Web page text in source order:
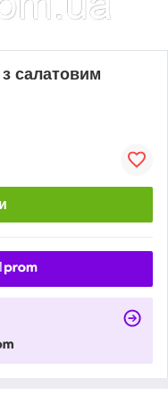
з салатовим